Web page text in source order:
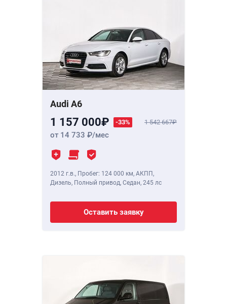
Audi A6
1 157 000 -33% 1 542 667
от 14 733 /мес
2012 г.в., Пробег: 124 000 км, АКПП,
Дизель, Полный привод, Седан, 245 лс
Оставить заявку